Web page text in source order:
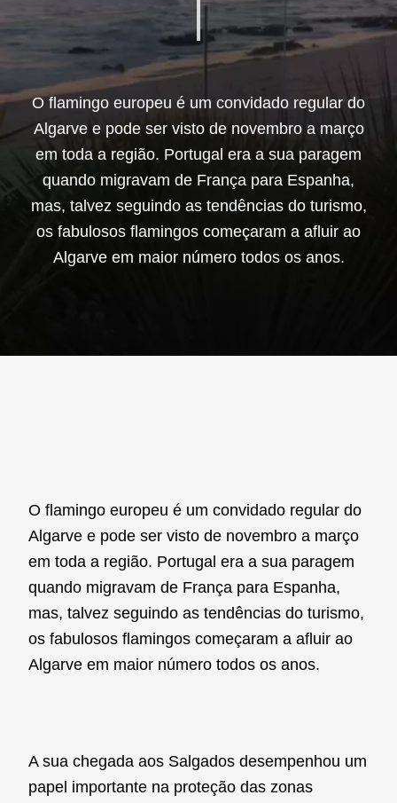
O flamingo europeu é um convidado regular do
Algarve e pode ser visto de novembro a março
em toda a região. Portugal era a sua paragem
quando migravam de França para Espanha,
mas, talvez seguindo as tendências do turismo,
os fabulosos flamingos começaram a afluir ao
Algarve em maior número todos os anos.
O flamingo europeu é um convidado regular do
Algarve e pode ser visto de novembro a março
em toda a região. Portugal era a sua paragem
quando migravam de França para Espanha,
mas, talvez seguindo as tendências do turismo,
os fabulosos flamingos começaram a afluir ao
Algarve em maior número todos os anos.
A sua chegada aos Salgados desempenhou um
papel importante na proteção das zonas